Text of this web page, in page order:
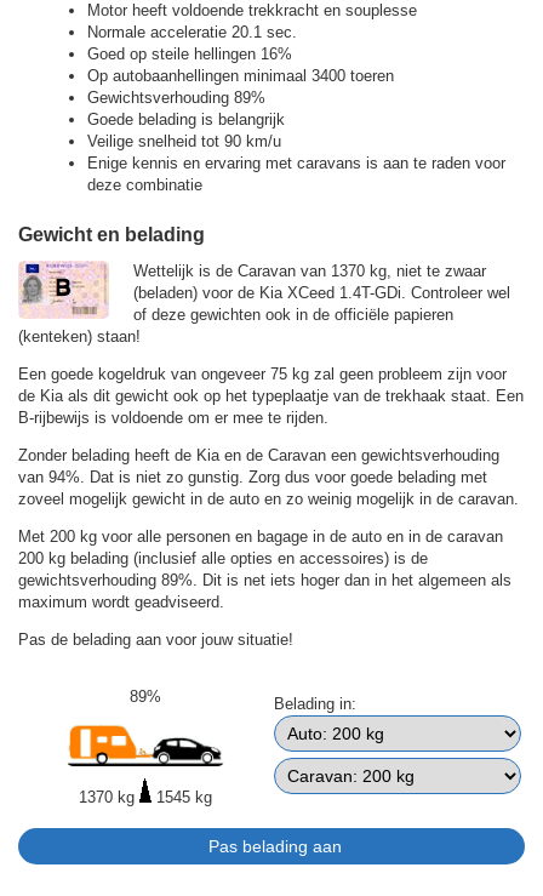
Motor heeft voldoende trekkracht en souplesse
Normale acceleratie 20.1 sec.
Goed op steile hellingen 16%
Op autobaanhellingen minimaal 3400 toeren
Gewichtsverhouding 89%
Goede belading is belangrijk
Veilige snelheid tot 90 km/u
Enige kennis en ervaring met caravans is aan te raden voor
deze combinatie
Gewicht en belading
Wettelijk is de Caravan van 1370 kg, niet te zwaar
(beladen) voor de Kia XCeed 1.4T-GDi. Controleer wel
of deze gewichten ook in de officiële papieren
(kenteken) staan!
Een goede kogeldruk van ongeveer 75 kg zal geen probleem zijn voor
de Kia als dit gewicht ook op het typeplaatje van de trekhaak staat. Een
B-rijbewijs is voldoende om er mee te rijden.
Zonder belading heeft de Kia en de Caravan een gewichtsverhouding
van 94%. Dat is niet zo gunstig. Zorg dus voor goede belading met
zoveel mogelijk gewicht in de auto en zo weinig mogelijk in de caravan.
Met 200 kg voor alle personen en bagage in de auto en in de caravan
200 kg belading (inclusief alle opties en accessoires) is de
gewichtsverhouding 89%. Dit is net iets hoger dan in het algemeen als
maximum wordt geadviseerd.
Pas de belading aan voor jouw situatie!
89%
1370 kg 1545 kg
Belading in: